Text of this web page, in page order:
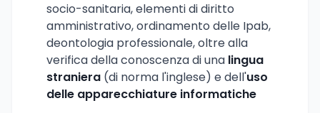
socio-sanitaria, elementi di diritto
amministrativo, ordinamento delle Ipab,
deontologia professionale, oltre alla
verifica della conoscenza di una lingua
straniera (di norma l'inglese) e dell'uso
delle apparecchiature informatiche